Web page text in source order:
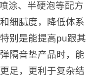
涂、半硬泡等配方
细腻度，降低体系
别是能提高pu跟其
隔音垫产品时，能
足，更利于复杂结